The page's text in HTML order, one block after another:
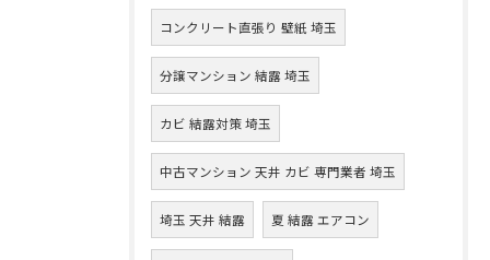
コンクリート直張り 壁紙 埼玉
分譲マンション 結露 埼玉
カビ 結露対策 埼玉
中古マンション 天井 カビ 専門業者 埼玉
埼玉 天井 結露 夏 結露 エアコン